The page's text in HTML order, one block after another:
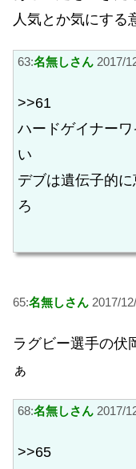
人気とか気にする
63:名無しさん 2017/
>>61
ハードゲイナー
い
デブは遺伝子的
ろ
65:名無しさん 2017/
ラグビー選手の伏
ぁ
68:名無しさん 2017/
>>65